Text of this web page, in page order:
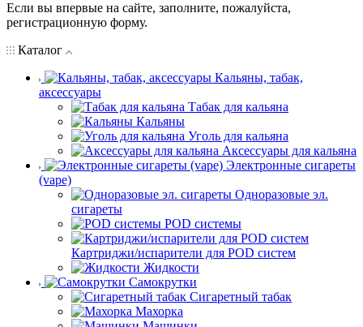
Если вы впервые на сайте, заполните, пожалуйста,
регистрационную форму.
Каталог
Кальяны, табак,
аксессуары
Табак для кальяна
Кальяны
Уголь для кальяна
Аксессуары для кальяна
Электронные сигареты
(vape)
Одноразовые эл.
сигареты
POD системы
Картриджи/испарители для POD систем
Жидкости
Самокрутки
Сигаретный табак
Махорка